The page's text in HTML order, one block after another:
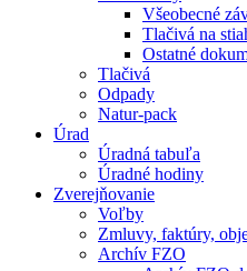
Všeobecné
Tlačivá na
Ostatné
Tlačivá
Odpady
Natur-pack
Úrad
Úradná tabuľa
Úradné hodiny
Zverejňovanie
Voľby
Zmluvy, faktúry,
Archív FZO